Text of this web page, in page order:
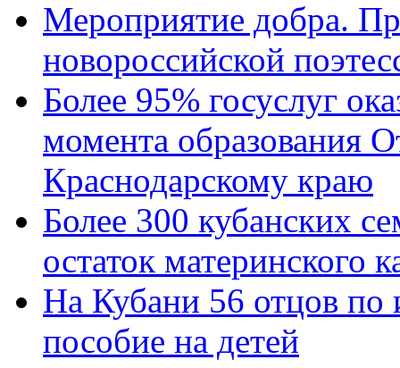
Мероприятие добра.
новороссийской
Более 95% госуслуг
момента образования
Краснодарскому краю
Более 300 кубанских
остаток материнского
На Кубани 56 отцов по
пособие на детей